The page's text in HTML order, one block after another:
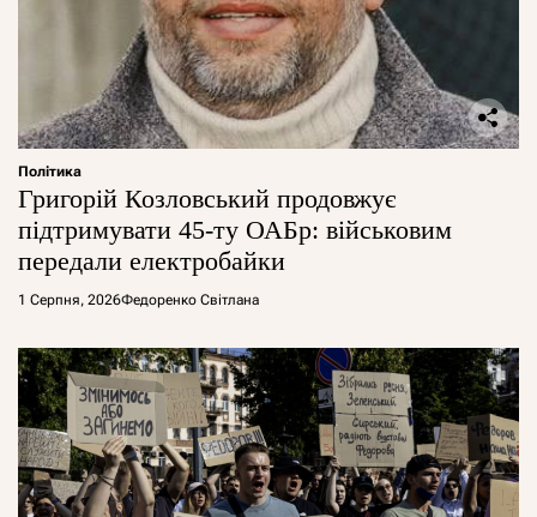
Політика
Григорій Козловський продовжує
підтримувати 45-ту ОАБр: військовим
передали електробайки
1 Серпня, 2026Федоренко Світлана